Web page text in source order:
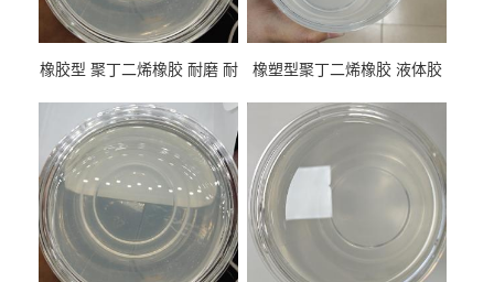
橡胶型 聚丁二烯橡胶 耐磨 耐
性
橡塑型聚丁二烯橡胶 液体胶
专用